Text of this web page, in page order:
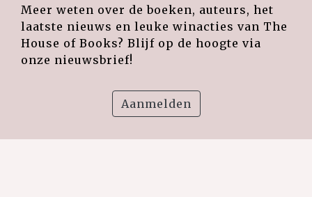
Meer weten over de boeken, auteurs, het
laatste nieuws en leuke winacties van The
House of Books? Blijf op de hoogte via
onze nieuwsbrief!
Aanmelden